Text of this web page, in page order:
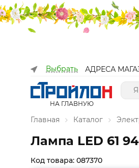
Выбрать АДРЕСА
НА ГЛАВНУЮ
Главная Каталог
Лампа LED 61
Код товара: 087370